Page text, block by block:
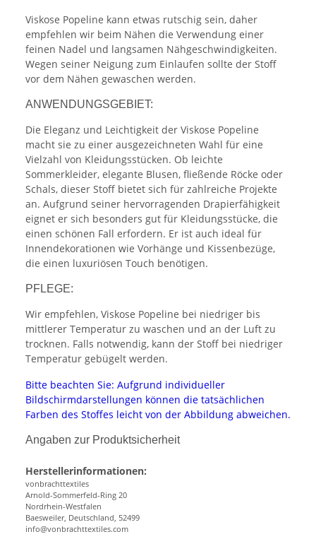
Viskose Popeline kann etwas rutschig sein, daher
empfehlen wir beim Nähen die Verwendung einer
feinen Nadel und langsamen Nähgeschwindigkeiten.
Wegen seiner Neigung zum Einlaufen sollte der Stoff
vor dem Nähen gewaschen werden.
ANWENDUNGSGEBIET:
Die Eleganz und Leichtigkeit der Viskose Popeline
macht sie zu einer ausgezeichneten Wahl für eine
Vielzahl von Kleidungsstücken. Ob leichte
Sommerkleider, elegante Blusen, fließende Röcke oder
Schals, dieser Stoff bietet sich für zahlreiche Projekte
an. Aufgrund seiner hervorragenden Drapierfähigkeit
eignet er sich besonders gut für Kleidungsstücke, die
einen schönen Fall erfordern. Er ist auch ideal für
Innendekorationen wie Vorhänge und Kissenbezüge,
die einen luxuriösen Touch benötigen.
PFLEGE:
Wir empfehlen, Viskose Popeline bei niedriger bis
mittlerer Temperatur zu waschen und an der Luft zu
trocknen. Falls notwendig, kann der Stoff bei niedriger
Temperatur gebügelt werden.
Bitte beachten Sie: Aufgrund individueller
Bildschirmdarstellungen können die tatsächlichen
Farben des Stoffes leicht von der Abbildung abweichen.
Angaben zur Produktsicherheit
Herstellerinformationen:
vonbrachttextiles
Arnold-Sommerfeld-Ring 20
Nordrhein-Westfalen
Baesweiler, Deutschland, 52499
info@vonbrachttextiles.com